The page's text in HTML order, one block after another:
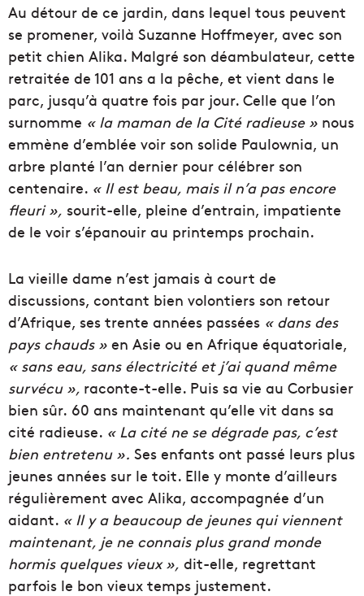
Au détour de ce jardin, dans lequel tous peuvent
se promener, voilà Suzanne Hoffmeyer, avec son
petit chien Alika. Malgré son déambulateur, cette
retraitée de 101 ans a la pêche, et vient dans le
parc, jusqu’à quatre fois par jour. Celle que l’on
surnomme « la maman de la Cité radieuse » nous
emmène d’emblée voir son solide Paulownia, un
arbre planté l’an dernier pour célébrer son
centenaire. « Il est beau, mais il n’a pas encore
fleuri », sourit-elle, pleine d’entrain, impatiente
de le voir s’épanouir au printemps prochain.
La vieille dame n’est jamais à court de
discussions, contant bien volontiers son retour
d’Afrique, ses trente années passées « dans des
pays chauds » en Asie ou en Afrique équatoriale,
« sans eau, sans électricité et j’ai quand même
survécu », raconte-t-elle. Puis sa vie au Corbusier
bien sûr. 60 ans maintenant qu’elle vit dans sa
cité radieuse. « La cité ne se dégrade pas, c’est
bien entretenu ». Ses enfants ont passé leurs plus
jeunes années sur le toit. Elle y monte d’ailleurs
régulièrement avec Alika, accompagnée d’un
aidant. « Il y a beaucoup de jeunes qui viennent
maintenant, je ne connais plus grand monde
hormis quelques vieux », dit-elle, regrettant
parfois le bon vieux temps justement.